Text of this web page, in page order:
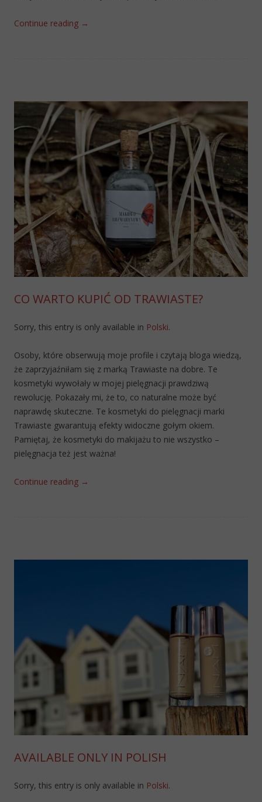
Continue reading →
CO WARTO KUPIĆ OD TRAWIASTE?
Sorry, this entry is only available in Polski.
Osoby, które obserwują moje profile i czytają bloga wiedzą,
że zaprzyjaźniłam się z marką Trawiaste na dobre. Te
kosmetyki wywołały w mojej pielęgnacji prawdziwą
rewolucję. Pokazały mi, że to, co naturalne może być
naprawdę skuteczne. Te kosmetyki do pielęgnacji marki
Trawiaste gwarantują efekty widoczne gołym okiem.
Pamiętaj, że kosmetyki do makijażu to nie wszystko –
pielęgnacja też jest ważna!
Continue reading →
AVAILABLE ONLY IN POLISH
Sorry, this entry is only available in Polski.